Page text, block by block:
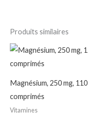
Produits similaires
Magnésium, 250 mg, 110
comprimés
Vitamines